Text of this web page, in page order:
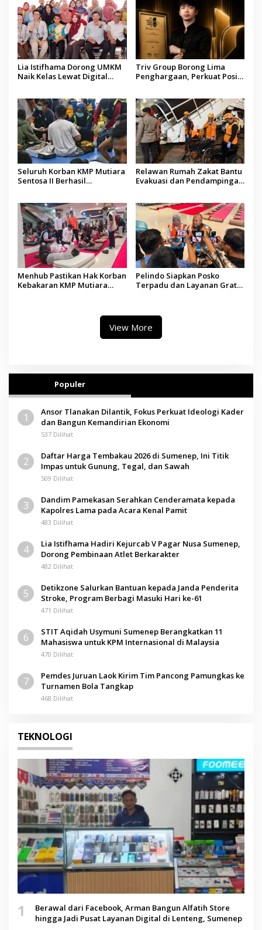
Lia Istifhama Dorong UMKM
Naik Kelas Lewat Digital
Triv Group Borong Lima
Penghargaan, Perkuat Posisi
Seluruh Korban KMP Mutiara
Sentosa II Berhasil
Relawan Rumah Zakat Bantu
Evakuasi dan Pendampingan
Menhub Pastikan Hak Korban
Kebakaran KMP Mutiara
Pelindo Siapkan Posko
Terpadu dan Layanan Gratis
View More
Populer
1
Ansor Tlanakan Dilantik, Fokus Perkuat Ideologi Kader
dan Bangun Kemandirian Ekonomi
537 Dilihat
2
Daftar Harga Tembakau 2026 di Sumenep, Ini Titik
Impas untuk Gunung, Tegal, dan Sawah
509 Dilihat
3
Dandim Pamekasan Serahkan Cenderamata kepada
Kapolres Lama pada Acara Kenal Pamit
483 Dilihat
4
Lia Istifhama Hadiri Kejurcab V Pagar Nusa Sumenep,
Dorong Pembinaan Atlet Berkarakter
482 Dilihat
5
Detikzone Salurkan Bantuan kepada Janda Penderita
Stroke, Program Berbagi Masuki Hari ke-61
471 Dilihat
6
STIT Aqidah Usymuni Sumenep Berangkatkan 11
Mahasiswa untuk KPM Internasional di Malaysia
470 Dilihat
7
Pemdes Juruan Laok Kirim Tim Pancong Pamungkas ke
Turnamen Bola Tangkap
468 Dilihat
TEKNOLOGI
1
Berawal dari Facebook, Arman Bangun Alfatih Store
hingga Jadi Pusat Layanan Digital di Lenteng, Sumenep